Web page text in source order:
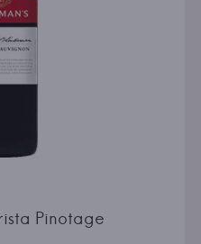
Pinotage